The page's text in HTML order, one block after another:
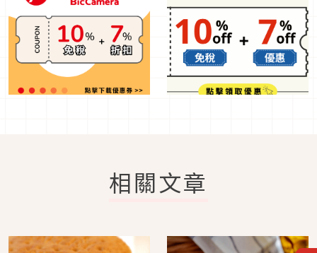
相關文章